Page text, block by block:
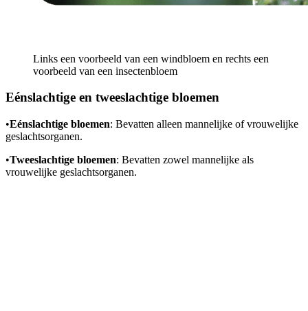
Links een voorbeeld van een windbloem en rechts een
voorbeeld van een insectenbloem
Eénslachtige en tweeslachtige bloemen
•Eénslachtige bloemen: Bevatten alleen mannelijke of vrouwelijke
geslachtsorganen.
•Tweeslachtige bloemen: Bevatten zowel mannelijke als
vrouwelijke geslachtsorganen.